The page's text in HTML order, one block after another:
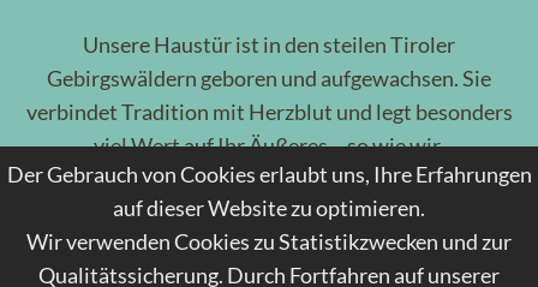
Der Gebrauch von Cookies erlaubt uns, Ihre Erfahrungen
auf dieser Website zu optimieren.
Wir verwenden Cookies zu Statistikzwecken und zur
Qualitätssicherung. Durch Fortfahren auf unserer
Unsere Haustür ist in den steilen Tiroler
Gebirgswäldern geboren und aufgewachsen. Sie
verbindet Tradition mit Herzblut und legt besonders
viel Wert auf Ihr Äußeres – so wie wir.
MEHR DAZU